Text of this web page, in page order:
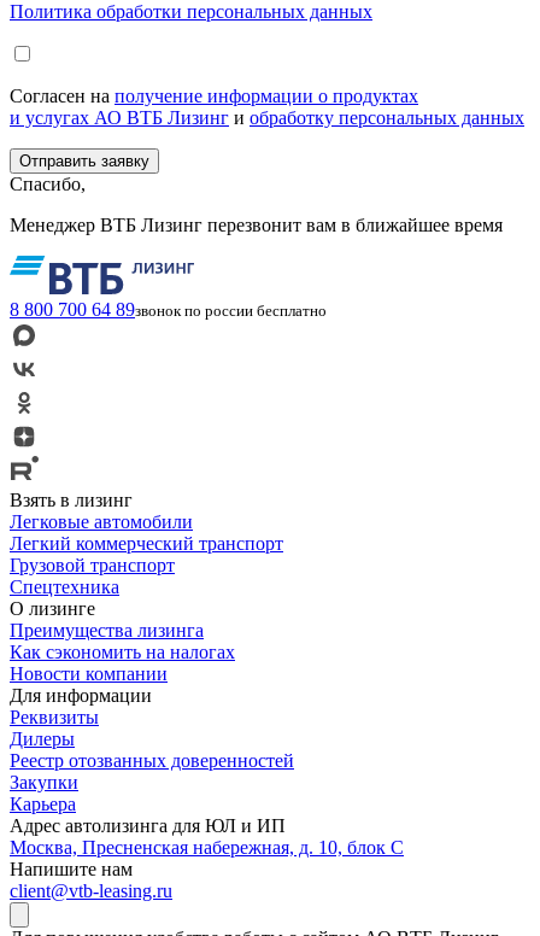
Политика обработки персональных данных
Согласен на получение информации о продуктах
и услугах АО ВТБ Лизинг и обработку персональных данных
Спасибо,
Менеджер ВТБ Лизинг перезвонит вам в ближайшее время
8 800 700 64 89звонок по россии бесплатно
Взять в лизинг
Легковые автомобили
Легкий коммерческий транспорт
Грузовой транспорт
Спецтехника
О лизинге
Преимущества лизинга
Как сэкономить на налогах
Новости компании
Для информации
Реквизиты
Дилеры
Реестр отозванных доверенностей
Закупки
Карьера
Адрес автолизинга для ЮЛ и ИП
Москва, Пресненская набережная, д. 10, блок С
Напишите нам
client@vtb-leasing.ru